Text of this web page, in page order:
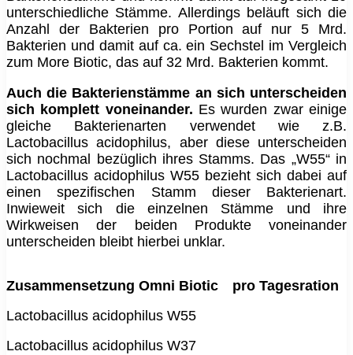
unterschiedliche Stämme. Allerdings beläuft sich die
Anzahl der Bakterien pro Portion auf nur 5 Mrd.
Bakterien und damit auf ca. ein Sechstel im Vergleich
zum More Biotic, das auf 32 Mrd. Bakterien kommt.
Auch die Bakterienstämme an sich unterscheiden
sich komplett voneinander. Es wurden zwar einige
gleiche Bakterienarten verwendet wie z.B.
Lactobacillus acidophilus, aber diese unterscheiden
sich nochmal bezüglich ihres Stamms. Das „W55“ in
Lactobacillus acidophilus W55 bezieht sich dabei auf
einen spezifischen Stamm dieser Bakterienart.
Inwieweit sich die einzelnen Stämme und ihre
Wirkweisen der beiden Produkte voneinander
unterscheiden bleibt hierbei unklar.
Zusammensetzung Omni Biotic
pro Tagesration
Lactobacillus acidophilus W55
Lactobacillus acidophilus W37